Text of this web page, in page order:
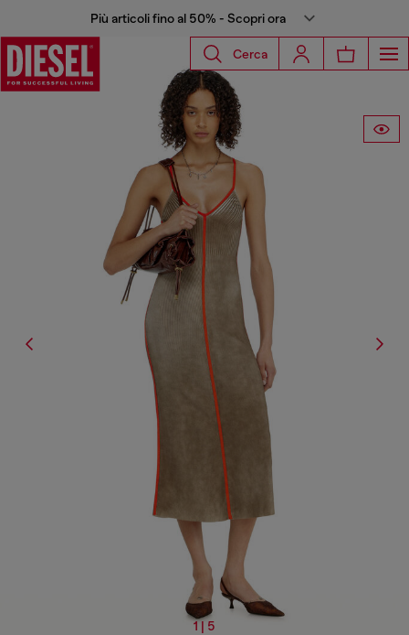
Più articoli fino al 50% - Scopri ora
Cerca
1 | 5